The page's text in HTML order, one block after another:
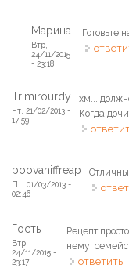
Марина
Втр,
24/11/2015
- 23:18
Готовьте
Trimirourdy
Чт, 21/02/2013 -
17:59
хм...
Когда
poovaniffreap
Пт, 01/03/2013 -
02:46
Гость
Втр,
24/11/2015 -
23:17
Рецепт
нему,
ответить